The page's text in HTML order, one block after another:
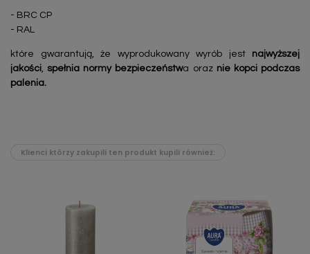
- BRC CP
- RAL
które gwarantują, że wyprodukowany wyrób jest najwyższej
jakości,spełnia normy bezpieczeństwa oraz nie kopci podczas
palenia.
Klienci którzy zakupili ten produkt kupili również: